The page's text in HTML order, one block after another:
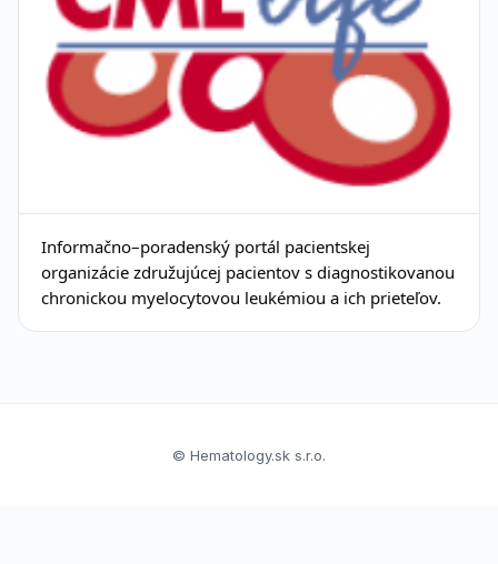
Informačno–poradenský portál pacientskej
organizácie združujúcej pacientov s diagnostikovanou
chronickou myelocytovou leukémiou a ich prieteľov.
© Hematology.sk s.r.o.